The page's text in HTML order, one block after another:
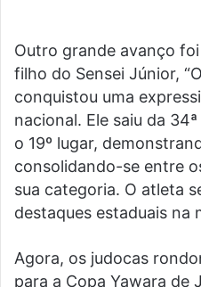
Outro grande avanço
filho do Sensei Júnior,
conquistou uma
nacional. Ele saiu da
o 19º lugar,
consolidando-se entre
sua categoria. O atleta
destaques estaduais na
Agora, os judocas
para a Copa Yawara de